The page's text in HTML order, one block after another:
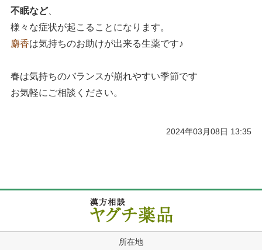
不眠など、
様々な症状が起こることになります。
麝香は気持ちのお助けが出来る生薬です♪
春は気持ちのバランスが崩れやすい季節です
お気軽にご相談ください。
2024年03月08日 13:35
所在地